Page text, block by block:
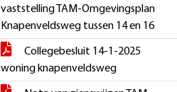
vaststelling TAM-Omgevingsplan
Knapenveldsweg tussen 14 en 16
Collegebesluit 14-1-2025
woning knapenveldsweg